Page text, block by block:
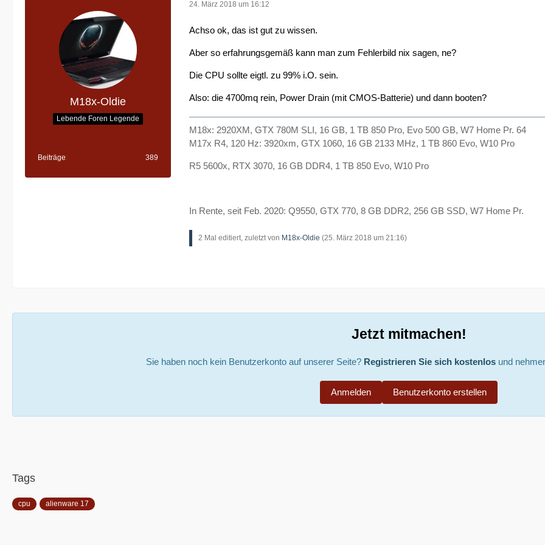
M18x-Oldie
Lebende Foren Legende
Beiträge 389
24. März 2018 um 16:12
Achso ok, das ist gut zu wissen.
Aber so erfahrungsgemäß kann man zum Fehlerbild nix sagen, ne?
Die CPU sollte eigtl. zu 99% i.O. sein.
Also: die 4700mq rein, Power Drain (mit CMOS-Batterie) und dann booten?
M18x: 2920XM, GTX 780M SLI, 16 GB, 1 TB 850 Pro, Evo 500 GB, W7 Home Pr. 64
M17x R4, 120 Hz: 3920xm, GTX 1060, 16 GB 2133 MHz, 1 TB 860 Evo, W10 Pro
R5 5600x, RTX 3070, 16 GB DDR4, 1 TB 850 Evo, W10 Pro
In Rente, seit Feb. 2020: Q9550, GTX 770, 8 GB DDR2, 256 GB SSD, W7 Home Pr.
2 Mal editiert, zuletzt von M18x-Oldie (25. März 2018 um 21:16)
Jetzt mitmachen!
Sie haben noch kein Benutzerkonto auf unserer Seite? Registrieren Sie sich kostenlosund
Benutzerkonto erstellen
Anmelden
Tags
cpu alienware 17